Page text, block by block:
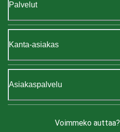
Palvelut
Kanta-asiakas
Asiakaspalvelu
Voimmeko auttaa?